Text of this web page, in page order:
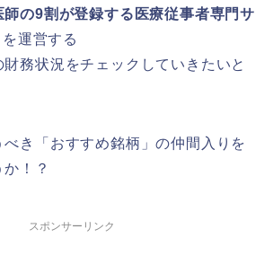
師の9割が登録する医療従事者専門サ
を運営する
財務状況をチェックしていきたいと
べき「おすすめ銘柄」の仲間入りを
！？
スポンサーリンク